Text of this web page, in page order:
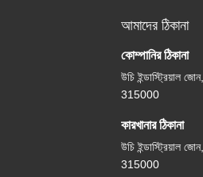
আমাদের ঠিকানা
কোম্পানির ঠিকানা
উচি ইন্ডাস্ট্রিয়াল
315000
কারখানার ঠিকানা
উচি ইন্ডাস্ট্রিয়াল
315000